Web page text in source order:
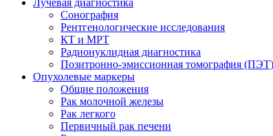
Лучевая диагностика
Сонография
Рентгенологические исследования
КТ и МРТ
Радионуклидная диагностика
Позитронно-эмиссионная томография (ПЭТ)
Опухолевые маркеры
Общие положения
Рак молочной железы
Рак легкого
Первичный рак печени